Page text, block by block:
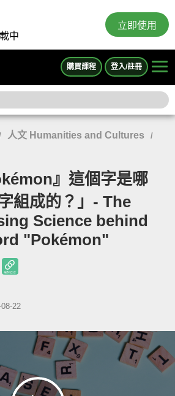
中
立即使用
購買課程 登入/註冊
人文 Humanities and Cultures /
』這個字是哪
組成的？」- The
Science behind
"Pokémon"
22